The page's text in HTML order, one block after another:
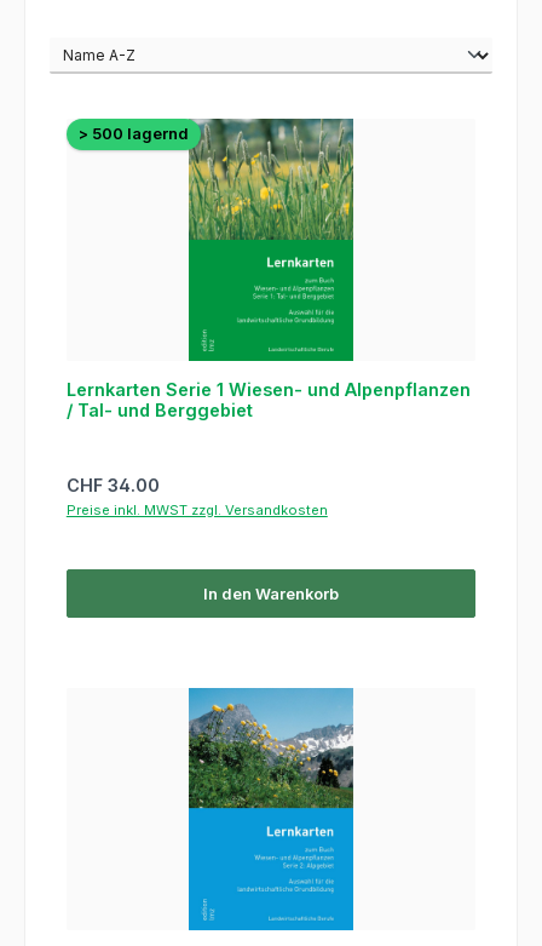
> 500 lagernd
Lernkarten Serie 1 Wiesen- und Alpenpflanzen
/ Tal- und Berggebiet
Regulärer Preis:
CHF 34.00
Preise inkl. MWST zzgl. Versandkosten
In den Warenkorb